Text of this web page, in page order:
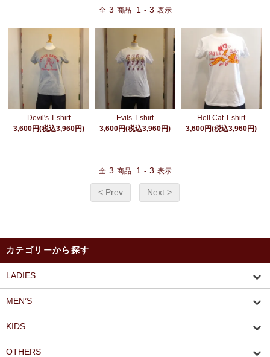
全 3 商品 1 - 3 表示
Devil's T-shirt
3,600円(税込3,960円)
Evils T-shirt
3,600円(税込3,960円)
Hell Cat T-shirt
3,600円(税込3,960円)
全 3 商品 1 - 3 表示
< Prev Next >
カテゴリーから探す
LADIES
MEN’S
KIDS
OTHERS